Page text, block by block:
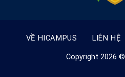
VỀ HICAMPUS LIÊN HỆ
Copyright 2026 ©